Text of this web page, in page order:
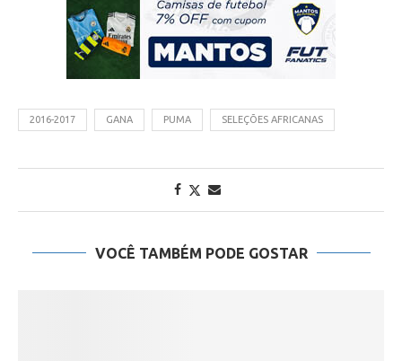
2016-2017 GANA PUMA SELEÇÕES AFRICANAS
VOCÊ TAMBÉM PODE GOSTAR